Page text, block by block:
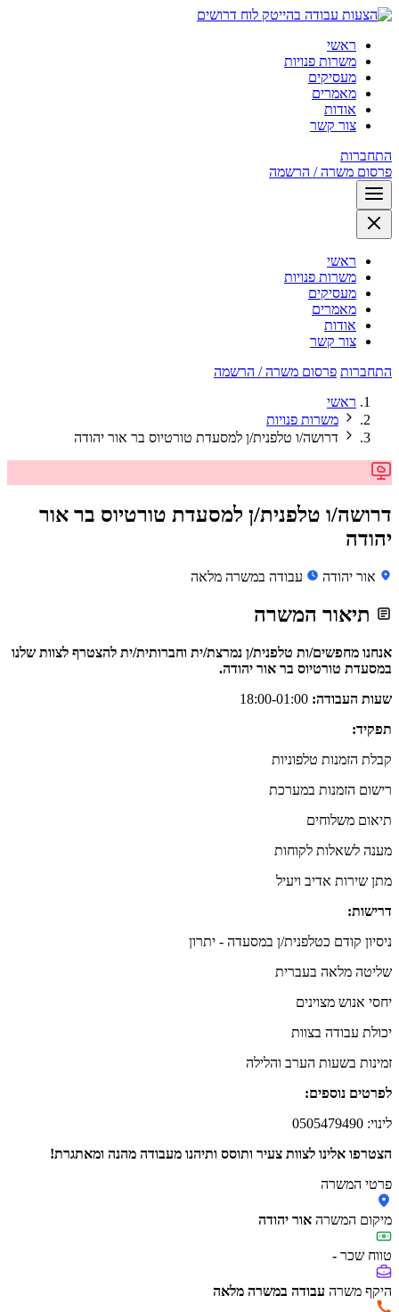
לוח דרושים
ראשי
משרות פנויות
מעסיקים
מאמרים
אודות
צור קשר
התחברות
פרסום משרה / הרשמה
ראשי
משרות פנויות
מעסיקים
מאמרים
אודות
צור קשר
התחברות פרסום משרה / הרשמה
ראשי
משרות פנויות
דרושה/ו טלפנית/ן למסעדת טורטיוס בר אור יהודה
דרושה/ו טלפנית/ן למסעדת טורטיוס בר אור
יהודה
אור יהודה עבודה במשרה מלאה
תיאור המשרה
אנחנו מחפשים/ות טלפנית/ן נמרצת/ית וחברותית/ית להצטרף לצוות שלנו
במסעדת טורטיוס בר אור יהודה.
שעות העבודה:
תפקיד:
קבלת הזמנות טלפוניות
רישום הזמנות במערכת
תיאום משלוחים
מענה לשאלות לקוחות
מתן שירות אדיב ויעיל
דרישות:
ניסיון קודם כטלפנית/ן במסעדה - יתרון
שליטה מלאה בעברית
יחסי אנוש מצוינים
יכולת עבודה בצוות
זמינות בשעות הערב והלילה
לפרטים נוספים:
לינוי: 0505479490
הצטרפו אלינו לצוות צעיר ותוסס ותיהנו מעבודה מהנה ומאתגרת!
פרטי המשרה
מיקום המשרה אור יהודה
טווח שכר -
היקף משרה עבודה במשרה מלאה